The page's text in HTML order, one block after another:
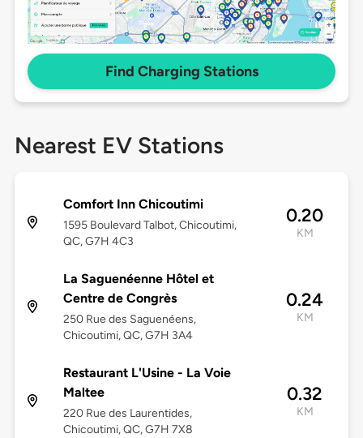
Find Charging Stations
Nearest EV Stations
Comfort Inn Chicoutimi
1595 Boulevard Talbot, Chicoutimi,
QC, G7H 4C3
0.20
KM
La Saguenéenne Hôtel et
Centre de Congrès
250 Rue des Saguenéens,
Chicoutimi, QC, G7H 3A4
0.24
KM
Restaurant L'Usine - La Voie
Maltee
220 Rue des Laurentides,
Chicoutimi, QC, G7H 7X8
0.32
KM